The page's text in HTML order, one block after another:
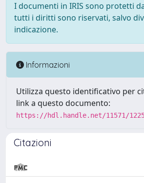
I documenti in IRIS sono protetti
tutti i diritti sono riservati, salvo
indicazione.
Informazioni
Utilizza questo identificativo per
link a questo documento:
https://hdl.handle.net/11571/
Citazioni